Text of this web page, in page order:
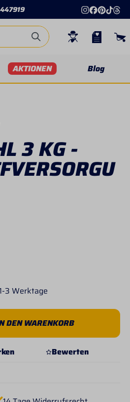
AKTIONEN Blog
3 KG -
3 Werktage
Wert
DEN WARENKORB
Bewerten